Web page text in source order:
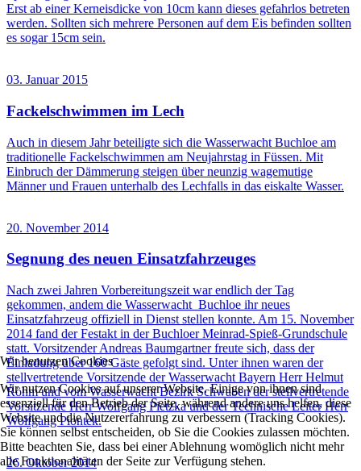
Erst ab einer Kerneisdicke von 10cm kann dieses gefahrlos betreten
werden. Sollten sich mehrere Personen auf dem Eis befinden sollten
es sogar 15cm sein.
03. Januar 2015
Fackelschwimmen im Lech
Auch in diesem Jahr beteiligte sich die Wasserwacht Buchloe am
traditionelle Fackelschwimmen am Neujahrstag in Füssen. Mit
Einbruch der Dämmerung steigen über neunzig wagemutige
Männer und Frauen unterhalb des Lechfalls in das eiskalte Wasser.
20. November 2014
Segnung des neuen Einsatzfahrzeuges
Nach zwei Jahren Vorbereitungszeit war endlich der Tag
gekommen, andem die Wasserwacht Buchloe ihr neues
Einsatzfahrzeug offiziell in Dienst stellen konnte. Am 15. November
2014 fand der Festakt in der Buchloer Meinrad-Spieß-Grundschule
statt. Vorsitzender Andreas Baumgartner freute sich, dass der
Einladung über 160 Gäste gefolgt sind. Unter ihnen waren der
stellvertretende Vorsitzende der Wasserwacht Bayern Herr Helmut
Röhm und vom Wasserwacht Bezirk Schwaben der stellvertretende
Vorsitzende Herr Wolfgang Pietzka und der Technische Leiter Herr
Wolfgang Piontek.
26. Oktober 2014
Wir benutzen Cookies
Wir nutzen Cookies auf unserer Website. Einige von ihnen sind
essenziell für den Betrieb der Seite, während andere uns helfen, diese
Website und die Nutzererfahrung zu verbessern (Tracking Cookies).
Sie können selbst entscheiden, ob Sie die Cookies zulassen möchten.
Bitte beachten Sie, dass bei einer Ablehnung womöglich nicht mehr
alle Funktionalitäten der Seite zur Verfügung stehen.